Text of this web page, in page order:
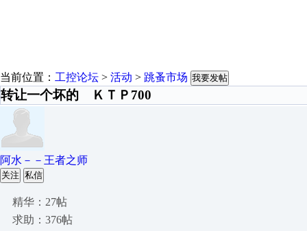
当前位置： 工控论坛 > 活动 > 跳蚤市场 我要发帖
转让一个坏的 ＫＴＰ700
阿水－－王者之师
关注 私信
精华：27帖
求助：376帖